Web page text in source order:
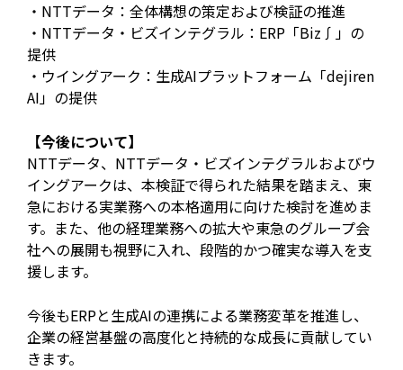
・NTTデータ：全体構想の策定および検証の推進
・NTTデータ・ビズインテグラル：ERP「Biz∫」の
提供
・ウイングアーク：生成AIプラットフォーム「dejiren
AI」の提供
【今後について】
NTTデータ、NTTデータ・ビズインテグラルおよびウ
イングアークは、本検証で得られた結果を踏まえ、東
急における実業務への本格適用に向けた検討を進めま
す。また、他の経理業務への拡大や東急のグループ会
社への展開も視野に入れ、段階的かつ確実な導入を支
援します。
今後もERPと生成AIの連携による業務変革を推進し、
企業の経営基盤の高度化と持続的な成長に貢献してい
きます。